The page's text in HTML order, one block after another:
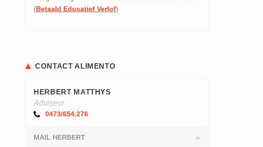
(Betaald Educatief Verlof)
CONTACT ALIMENTO
HERBERT MATTHYS
Adviseur
0473/654.276
MAIL HERBERT